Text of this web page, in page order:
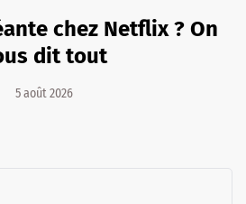
chez Netflix ? On
dit tout
5 août 2026